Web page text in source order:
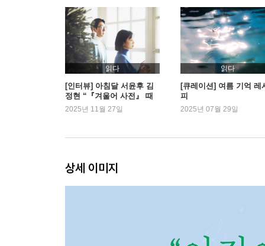
라디오/레몬/레몬케이크/레지오넬라/리듬
ㅁ
마실/매미/매실/맨발/메로나/메밀/모기/모깃불/모
ㅂ
ㅅ
읽다
[인터뷰] 아침달 서윤후 김
정현 “『겨울어 사전』 때
문에 겨울이 기다려져요”
2025년 11월 27일
읽다
[큐레이션] 여름 기억 레
피
2025년 07월 29일
상세 이미지